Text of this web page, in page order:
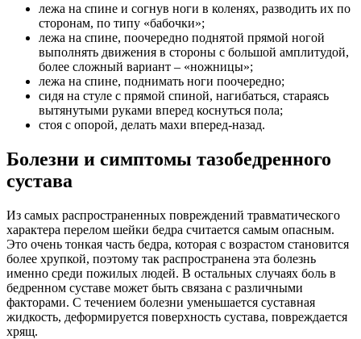
лежа на спине и согнув ноги в коленях, разводить их по
сторонам, по типу «бабочки»;
лежа на спине, поочередно поднятой прямой ногой
выполнять движения в стороны с большой амплитудой,
более сложный вариант – «ножницы»;
лежа на спине, поднимать ноги поочередно;
сидя на стуле с прямой спиной, нагибаться, стараясь
вытянутыми руками вперед коснуться пола;
стоя с опорой, делать махи вперед-назад.
Болезни и симптомы тазобедренного
сустава
Из самых распространенных повреждений травматического
характера перелом шейки бедра считается самым опасным.
Это очень тонкая часть бедра, которая с возрастом становится
более хрупкой, поэтому так распространена эта болезнь
именно среди пожилых людей. В остальных случаях боль в
бедренном суставе может быть связана с различными
факторами. С течением болезни уменьшается суставная
жидкость, деформируется поверхность сустава, повреждается
хрящ.